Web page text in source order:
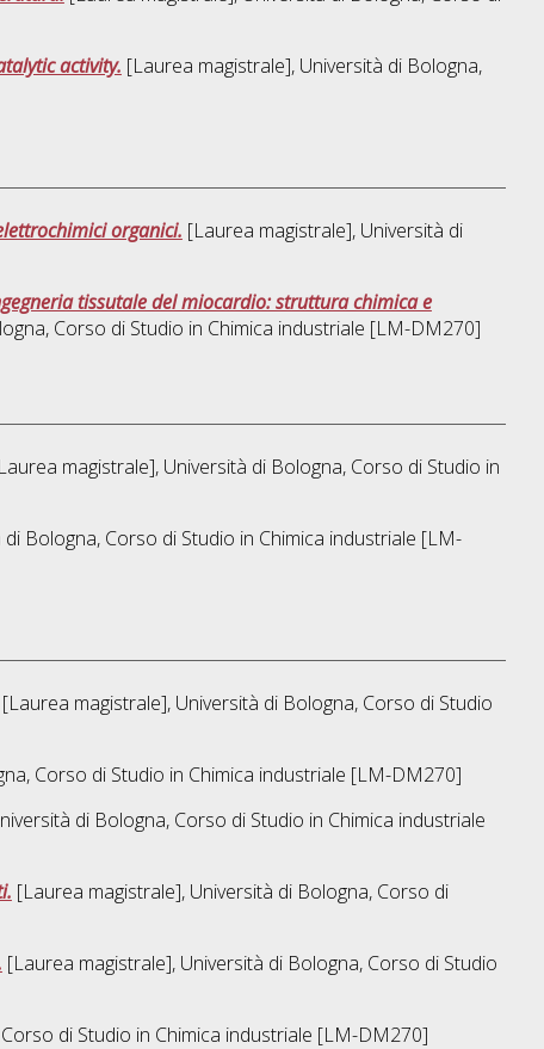
activity. [Laurea magistrale], Università di Bologna,
organici. [Laurea magistrale], Università di
tissutale del miocardio: struttura chimica e
Corso di Studio in Chimica industriale [LM-DM270]
magistrale], Università di Bologna, Corso di Studio in
Bologna, Corso di Studio in Chimica industriale [LM-
[Laurea magistrale], Università di Bologna, Corso di Studio
Corso di Studio in Chimica industriale [LM-DM270]
di Bologna, Corso di Studio in Chimica industriale
[Laurea magistrale], Università di Bologna, Corso di
[Laurea magistrale], Università di Bologna, Corso di Studio
di Studio in Chimica industriale [LM-DM270]